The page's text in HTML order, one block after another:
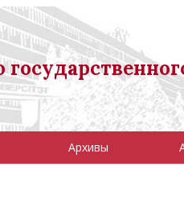
Архивы